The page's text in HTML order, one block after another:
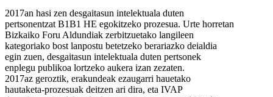
2017an hasi zen desgaitasun intelektuala duten
pertsonentzat B1B1 HE egokitzeko prozesua. Urte horretan
Bizkaiko Foru Aldundiak zerbitzuetako langileen
kategoriako bost lanpostu betetzeko berariazko deialdia
egin zuen, desgaitasun intelektuala duten pertsonek
enplegu publikoa lortzeko aukera izan zezaten.
2017az geroztik, erakundeak ezaugarri hauetako
hautaketa-prozesuak deitzen ari dira, eta IVAP